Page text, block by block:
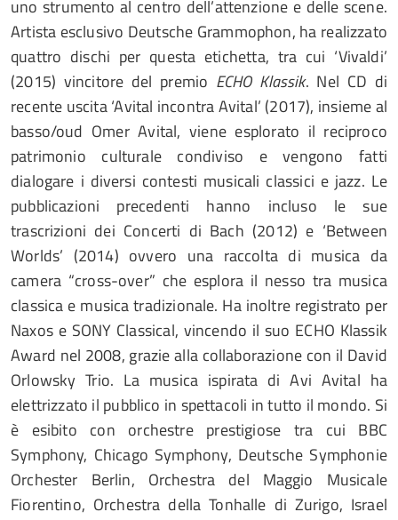
uno strumento al centro dell’attenzione e delle scene.
Artista esclusivo Deutsche Grammophon, ha realizzato
quattro dischi per questa etichetta, tra cui ‘Vivaldi’
(2015) vincitore del premio ECHO Klassik. Nel CD di
recente uscita ‘Avital incontra Avital’ (2017), insieme al
basso/oud Omer Avital, viene esplorato il reciproco
patrimonio culturale condiviso e vengono fatti
dialogare i diversi contesti musicali classici e jazz. Le
pubblicazioni precedenti hanno incluso le sue
trascrizioni dei Concerti di Bach (2012) e ‘Between
Worlds’ (2014) ovvero una raccolta di musica da
camera “cross-over” che esplora il nesso tra musica
classica e musica tradizionale. Ha inoltre registrato per
Naxos e SONY Classical, vincendo il suo ECHO Klassik
Award nel 2008, grazie alla collaborazione con il David
Orlowsky Trio. La musica ispirata di Avi Avital ha
elettrizzato il pubblico in spettacoli in tutto il mondo. Si
è esibito con orchestre prestigiose tra cui BBC
Symphony, Chicago Symphony, Deutsche Symphonie
Orchester Berlin, Orchestra del Maggio Musicale
Fiorentino, Orchestra della Tonhalle di Zurigo, Israel